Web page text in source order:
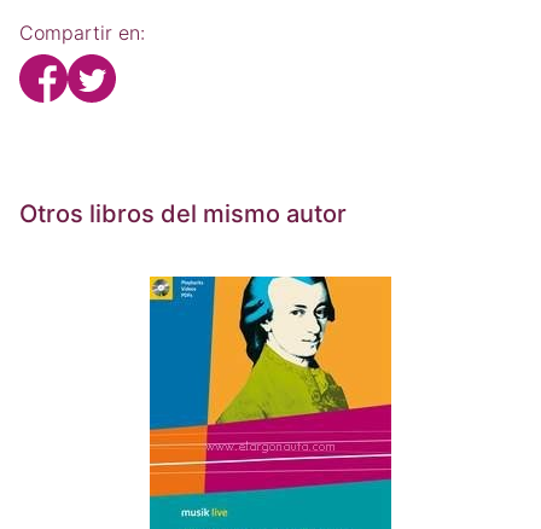
Compartir en:
Otros libros del mismo autor